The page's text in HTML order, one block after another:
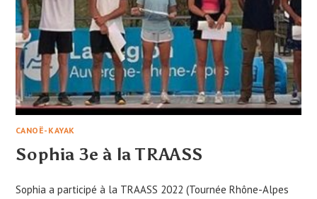
CANOË-KAYAK
Sophia 3e à la TRAASS
Sophia a participé à la TRAASS 2022 (Tournée Rhône-Alpes